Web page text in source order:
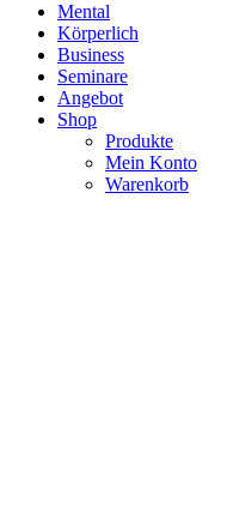
Mental
Körperlich
Business
Seminare
Angebot
Shop
Produkte
Mein Konto
Warenkorb